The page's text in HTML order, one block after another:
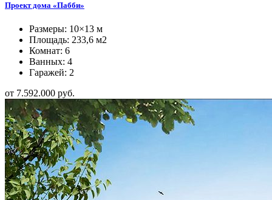
Проект дома «Пабби»
Размеры: 10×13 м
Площадь: 233,6 м2
Комнат: 6
Ванных: 4
Гаражей: 2
от 7.592.000 руб.